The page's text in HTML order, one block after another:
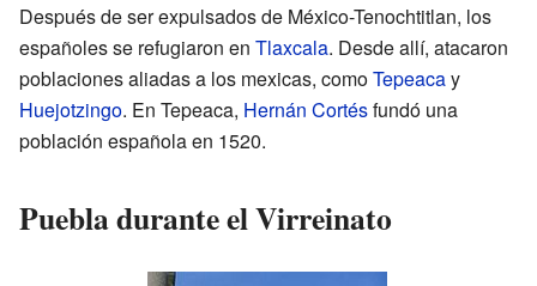
Después de ser expulsados de México-Tenochtitlan, los
españoles se refugiaron en Tlaxcala. Desde allí, atacaron
poblaciones aliadas a los mexicas, comoTepeacay
Huejotzingo. En Tepeaca, Hernán Cortésfundó una
población española en 1520.
Puebla durante el Virreinato